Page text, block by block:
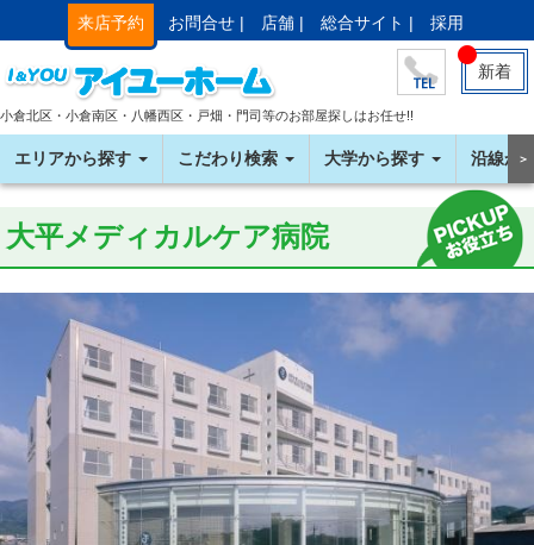
来店予約 お問合せ | 店舗 | 総合サイト | 採用
新着
小倉北区・小倉南区・八幡西区・戸畑・門司等のお部屋探しはお任せ!!
エリアから探す こだわり検索 大学から探す 沿線か＞
大平メディカルケア病院